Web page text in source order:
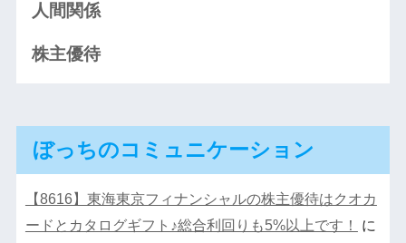
人間関係
株主優待
ぼっちのコミュニケーション
【8616】東海東京フィナンシャルの株主優待はクオカ
ードとカタログギフト♪総合利回りも5%以上です！
に